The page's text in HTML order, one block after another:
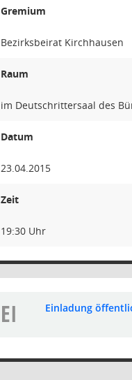
Gremium
Bezirksbeirat Kirchhausen
Raum
im Deutschrittersaal des
Datum
23.04.2015
Zeit
19:30 Uhr
EI Einladung